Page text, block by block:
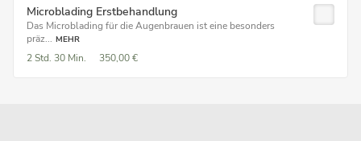
Microblading Erstbehandlung
Das Microblading für die Augenbrauen ist eine besonders
präz... MEHR
2 Std. 30 Min. 350,00 €